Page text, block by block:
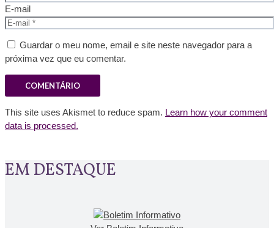
E-mail
Guardar o meu nome, email e site neste navegador para a
próxima vez que eu comentar.
This site uses Akismet to reduce spam. Learn how your comment
data is processed.
EM DESTAQUE